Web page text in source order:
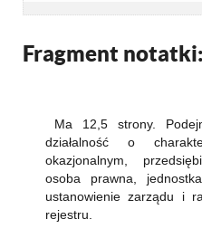
Fragment notatki:
Ma 12,5 strony.
działalność o
okazjonalnym,
osoba prawna,
ustanowienie zarządu i
rejestru.